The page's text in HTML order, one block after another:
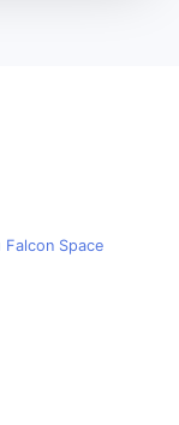
Space